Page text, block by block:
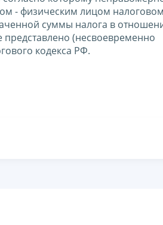
- физическим лицом
суммы налога в
(несвоевременно
кодекса РФ.